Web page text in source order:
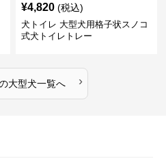
¥4,820 (税込)
犬トイレ 大型犬用格子状スノコ
式犬トイレトレー
大型犬一覧へ ›